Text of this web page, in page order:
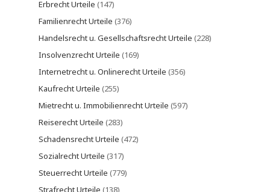
Erbrecht Urteile (147)
Familienrecht Urteile (376)
Handelsrecht u. Gesellschaftsrecht Urteile (228)
Insolvenzrecht Urteile (169)
Internetrecht u. Onlinerecht Urteile (356)
Kaufrecht Urteile (255)
Mietrecht u. Immobilienrecht Urteile (597)
Reiserecht Urteile (283)
Schadensrecht Urteile (472)
Sozialrecht Urteile (317)
Steuerrecht Urteile (779)
Strafrecht Urteile (138)